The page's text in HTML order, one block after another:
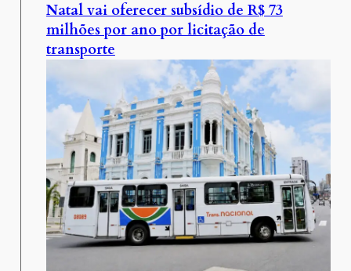
Natal vai oferecer subsídio de R$ 73
milhões por ano por licitação de
transporte